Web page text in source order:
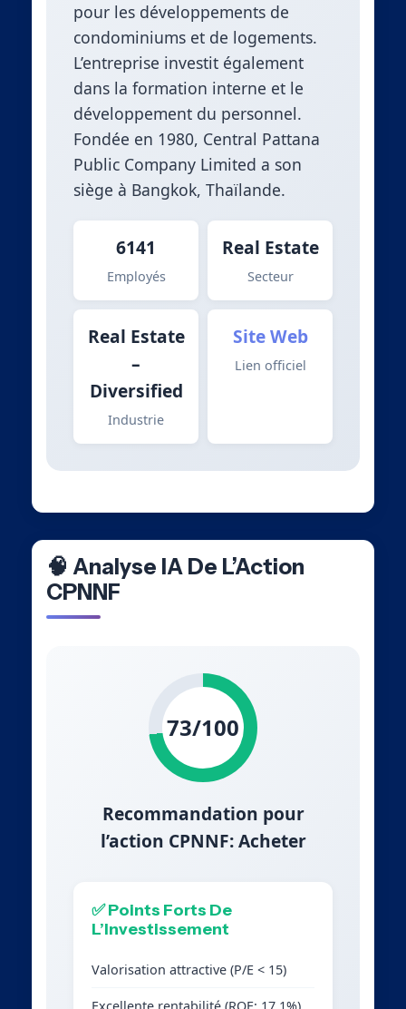
pour les développements de
condominiums et de logements.
L’entreprise investit également
dans la formation interne et le
développement du personnel.
Fondée en 1980, Central Pattana
Public Company Limited a son
siège à Bangkok, Thaïlande.
6141
Employés
Real Estate
Secteur
Real Estate
–
Diversified
Industrie
Site Web
Lien officiel
🧠 Analyse IA De L’Action
CPNNF
73/100
Recommandation pour
l’action CPNNF: Acheter
✅ Points Forts De
L’Investissement
Valorisation attractive (P/E < 15)